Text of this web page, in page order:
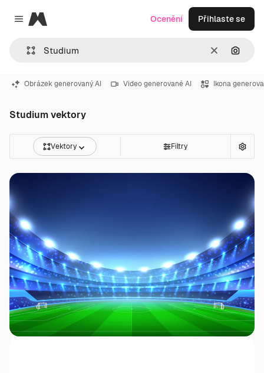
Close menu
Magnific
ZrušitHledat
Ocenění Přihlaste se
Obrázek generovaný AI Video generované AI Ikona
Studium vektory
Vektory Filtry